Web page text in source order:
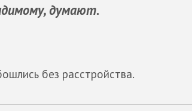
думают.
без расстройства.